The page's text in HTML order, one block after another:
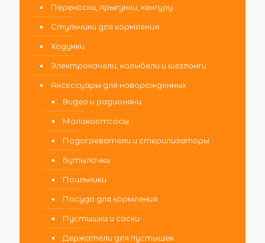
Переноски, прыгунки, кенгуру
Стульчики для кормления
Ходунки
Электрокачели, колыбели и шезлонги
Аксессуары для новорожденных
Видео и радионяни
Молокоотсосы
Подогреватели и стерилизаторы
Бутылочки
Поильники
Посуда для кормления
Пустышки и соски
Держатели для пустышек